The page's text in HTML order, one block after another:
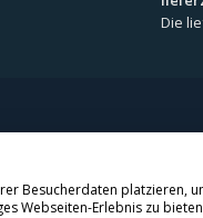
Die
vorbehalten LioninoxGmbH.
Besucherdaten platzieren,
Webseiten-Erlebnis zu